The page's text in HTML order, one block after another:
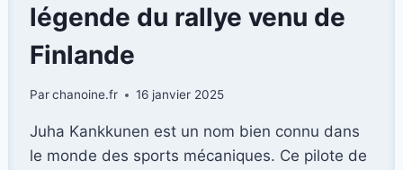
légende du rallye venu de
Finlande
Parchanoine.fr 16 janvier 2025
Juha Kankkunen est un nom bien connu dans
le monde des sports mécaniques. Ce pilote de